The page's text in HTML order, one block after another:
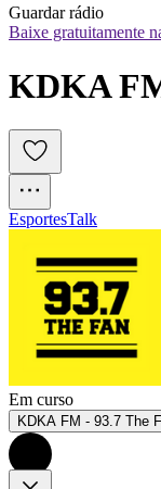
Guardar rádio
Baixe gratuitamente
KDKA
EsportesTalk
Em curso
KDKA FM - 93.7 The